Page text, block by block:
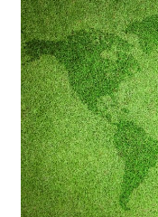
ダウンロード